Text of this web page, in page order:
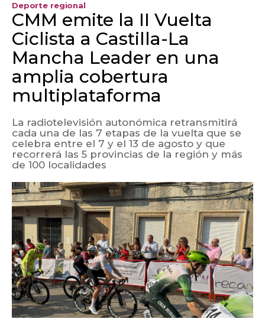
Deporte regional
CMM emite la II Vuelta
Ciclista a Castilla-La
Mancha Leader en una
amplia cobertura
multiplataforma
La radiotelevisión autonómica retransmitirá
cada una de las 7 etapas de la vuelta que se
celebra entre el 7 y el 13 de agosto y que
recorrerá las 5 provincias de la región y más
de 100 localidades